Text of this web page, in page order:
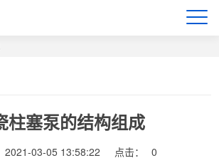
柱塞泵的结构组成
2021-03-05 13:58:22 点击： 0